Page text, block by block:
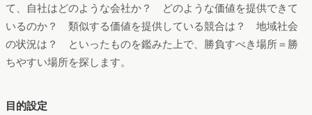
て、自社はどのような会社か？ どのような価値を提供できて
いるのか？ 類似する価値を提供している競合は？ 地域社会
の状況は？ といったものを鑑みた上で、勝負すべき場所＝勝
ちやすい場所を探します。
目的設定